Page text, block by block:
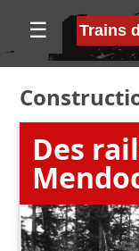
☰ Trains
Des